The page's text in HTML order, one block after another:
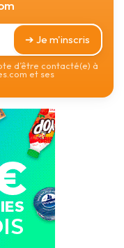
➔ Je m'inscris
d’être contacté(e) à
et ses